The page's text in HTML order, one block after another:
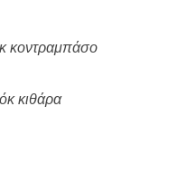
κοντραμπάσο
κιθάρα